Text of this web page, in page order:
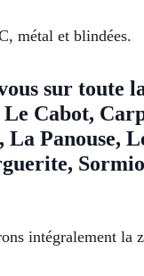
métal et blindées.
sur toute
Cabot,
La Panouse,
intégralement la